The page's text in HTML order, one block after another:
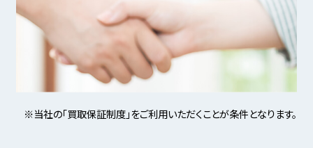
※当社の「買取保証制度」をご利用いただくことが条件となります。